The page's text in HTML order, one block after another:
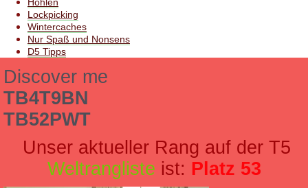
Höhlen
Lockpicking
Wintercaches
Nur Spaß und Nonsens
D5 Tipps
Discover me
TB4T9BN
TB52PWT
Unser aktueller Rang auf der T5
Weltrangliste ist: Platz 53